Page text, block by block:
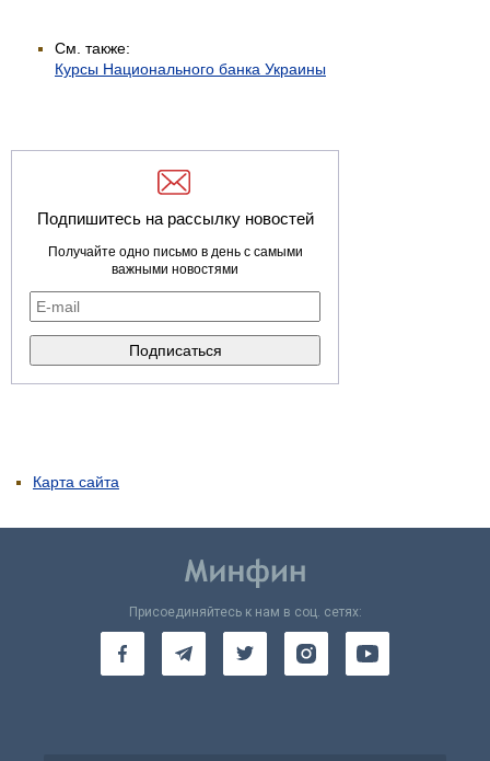
См. также:
Курсы Национального банка Украины
Подпишитесь на рассылку новостей
Получайте одно письмо в день с самыми
важными новостями
Карта сайта
Присоединяйтесь к нам в соц. сетях: